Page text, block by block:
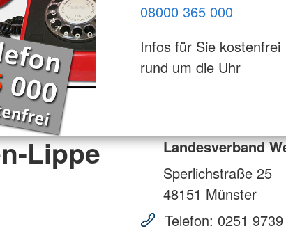
08000 365 000
Infos für Sie kostenfrei
rund um die Uhr
Lippe
Landesverband
Sperlichstraße 25
48151 Münster
Telefon: 0251